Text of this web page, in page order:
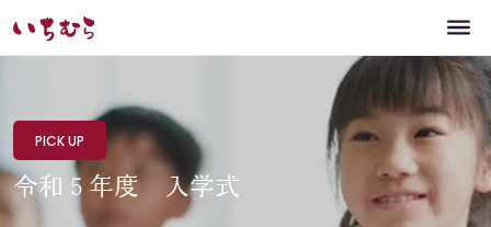
PICK UP
令和５年度 入学式